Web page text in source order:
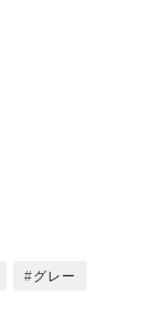
グレー